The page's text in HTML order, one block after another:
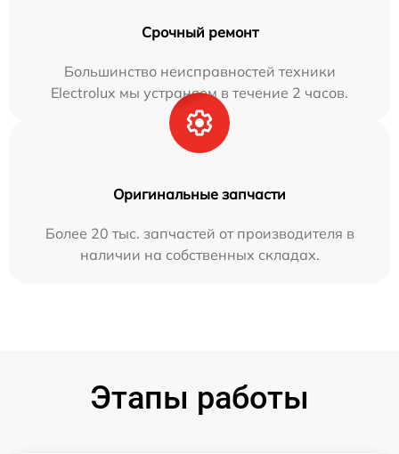
Срочный ремонт
Большинство неисправностей техники
Electrolux мы устраняем в течение 2 часов.
Оригинальные запчасти
Более 20 тыс. запчастей от производителя в
наличии на собственных складах.
Этапы работы